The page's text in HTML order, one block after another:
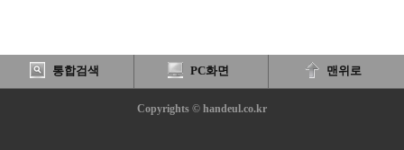
통합검색 PC화면 맨위로
Copyrights © handeul.co.kr